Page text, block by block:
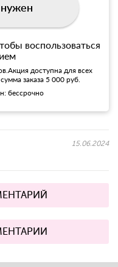
воспользоваться
доступна для всех
заказа 5 000 руб.
бессрочно
15.06.2024